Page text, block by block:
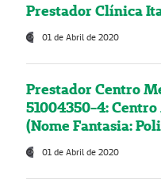
Prestador Clínica
01 de Abril de 2020
Prestador Centro
51004350-4:
(Nome Fantasia:
01 de Abril de 2020